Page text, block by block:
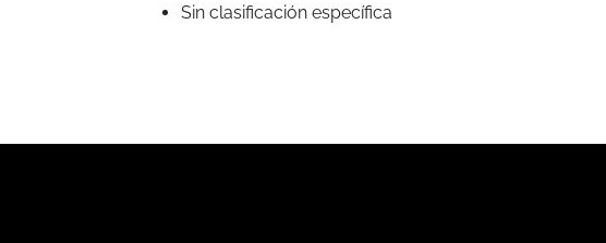
Sin clasificación específica